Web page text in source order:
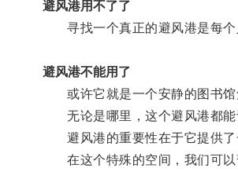
避风港用不了了
寻找一个真正的避风港是每个
避风港不能用了
或许它就是一个安静的图书馆
无论是哪里，这个避风港都能
避风港的重要性在于它提供了
在这个特殊的空间，我们可以